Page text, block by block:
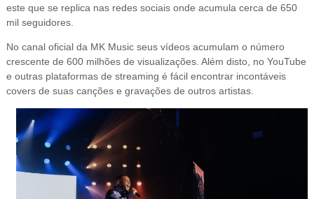
este que se replica nas redes sociais onde acumula cerca de 650
mil seguidores.
No canal oficial da MK Music seus vídeos acumulam o número
crescente de 600 milhões de visualizações. Além disto, no YouTube
e outras plataformas de streaming é fácil encontrar incontáveis
covers de suas canções e gravações de outros artistas.